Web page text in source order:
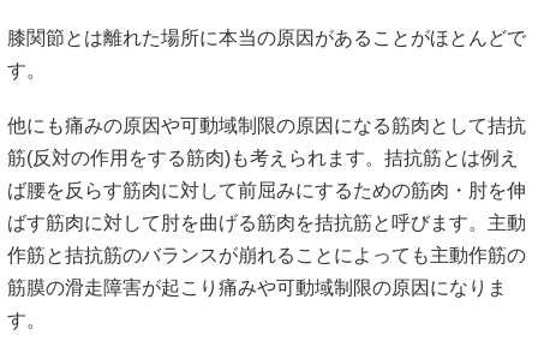
膝関節とは離れた場所に本当の原因があることがほとんどで
す。
他にも痛みの原因や可動域制限の原因になる筋肉として拮抗
筋(反対の作用をする筋肉)も考えられます。拮抗筋とは例え
ば腰を反らす筋肉に対して前屈みにするための筋肉・肘を伸
ばす筋肉に対して肘を曲げる筋肉を拮抗筋と呼びます。主動
作筋と拮抗筋のバランスが崩れることによっても主動作筋の
筋膜の滑走障害が起こり痛みや可動域制限の原因になりま
す。